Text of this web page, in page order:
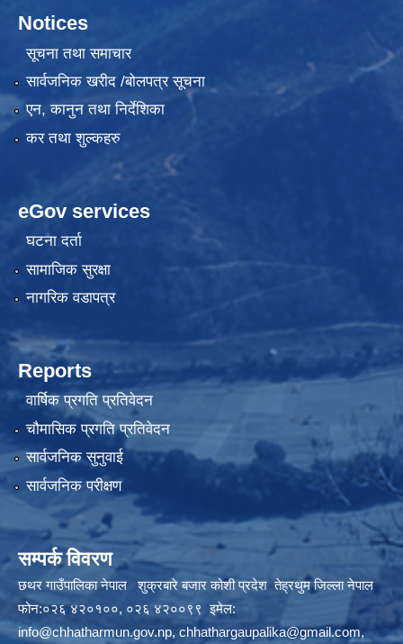
Notices
सूचना तथा समाचार
सार्वजनिक खरीद /बोलपत्र सूचना
एन, कानुन तथा निर्देशिका
कर तथा शुल्कहरु
eGov services
घटना दर्ता
सामाजिक सुरक्षा
नागरिक वडापत्र
Reports
वार्षिक प्रगति प्रतिवेदन
चौमासिक प्रगति प्रतिवेदन
सार्वजनिक सुनुवाई
सार्वजनिक परीक्षण
सम्पर्क विवरण
छथर गाउँपालिका नेपाल शुक्रबारे बजार कोशी प्रदेश तेह्रथुम जिल्ला नेपाल
फोन:०२६ ४२०१००, ०२६ ४२००९९ इमेल:
info@chhatharmun.gov.np, chhathargaupalika@gmail.com,